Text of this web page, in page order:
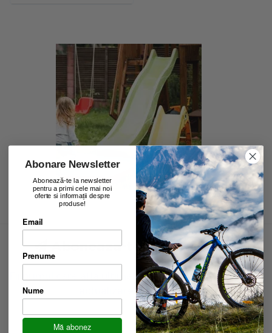
Aboneaza-te la newsletter
Fii primul care afla ultimele oferte exclusive și ultima
actualizare de produse.
Abonare Newsletter
Abonează-te la newsletter
pentru a primi cele mai noi
oferte si informații despre
produse!
Email
Prenume
Nume
Mă abonez